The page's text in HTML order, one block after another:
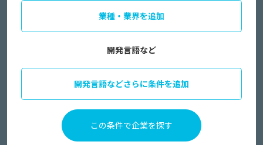
業種・業界を追加
開発言語など
開発言語などさらに条件を追加